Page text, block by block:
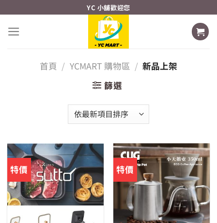
content
YC 小舖歡迎您
首頁 / YCMART 購物區 / 新品上架
篩選
特價 特價